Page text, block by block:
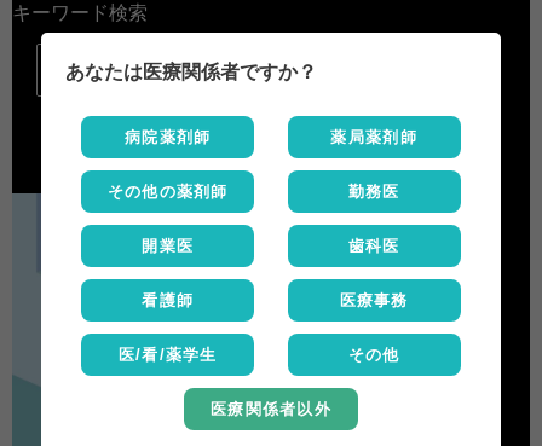
キーワード検索

あなたは医療関係者ですか？
病院薬剤師 薬局薬剤師
その他の薬剤師 勤務医
開業医 歯科医
看護師 医療事務
医/看/薬学生 その他
医療関係者以外